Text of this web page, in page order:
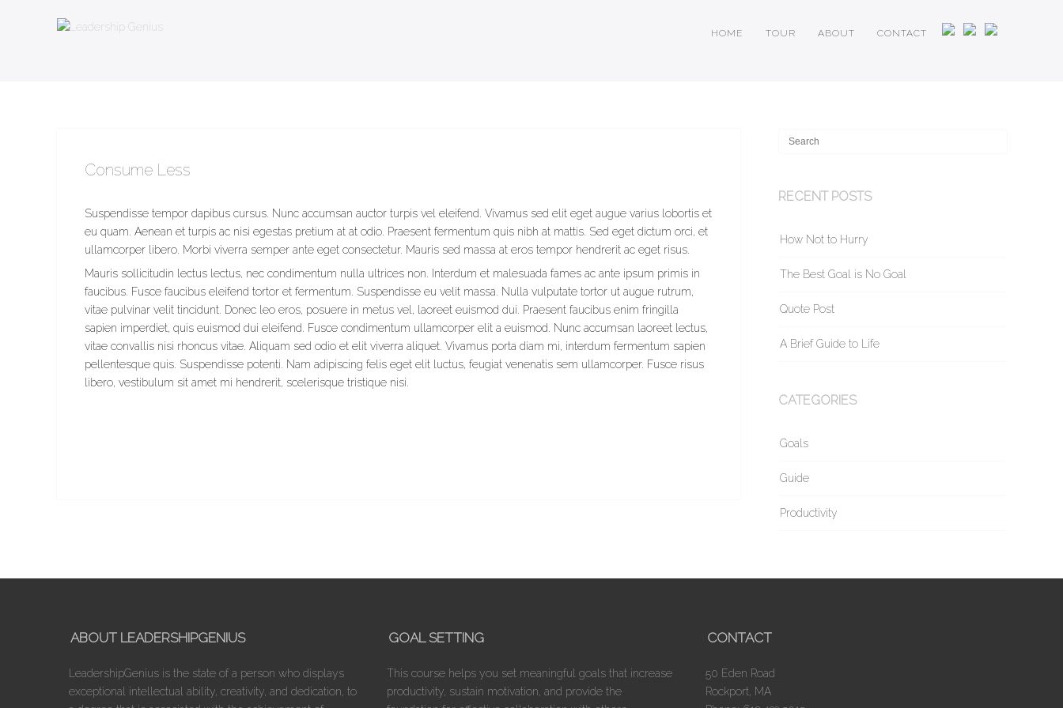
HOME TOUR ABOUT CONTACT
Consume Less
Suspendisse tempor dapibus cursus. Nunc accumsan auctor turpis vel eleifend. Vivamus sed elit eget augue varius lobortis et
eu quam. Aenean et turpis ac nisi egestas pretium at at odio. Praesent fermentum quis nibh at mattis. Sed eget dictum orci, et
ullamcorper libero. Morbi viverra semper ante eget consectetur. Mauris sed massa at eros tempor hendrerit ac eget risus.
Mauris sollicitudin lectus lectus, nec condimentum nulla ultrices non. Interdum et malesuada fames ac ante ipsum primis in
faucibus. Fusce faucibus eleifend tortor et fermentum. Suspendisse eu velit massa. Nulla vulputate tortor ut augue rutrum,
vitae pulvinar velit tincidunt. Donec leo eros, posuere in metus vel, laoreet euismod dui. Praesent faucibus enim fringilla
sapien imperdiet, quis euismod dui eleifend. Fusce condimentum ullamcorper elit a euismod. Nunc accumsan laoreet lectus,
vitae convallis nisi rhoncus vitae. Aliquam sed odio et elit viverra aliquet. Vivamus porta diam mi, interdum fermentum sapien
pellentesque quis. Suspendisse potenti. Nam adipiscing felis eget elit luctus, feugiat venenatis sem ullamcorper. Fusce risus
libero, vestibulum sit amet mi hendrerit, scelerisque tristique nisi.
RECENT POSTS
How Not to Hurry
The Best Goal is No Goal
Quote Post
A Brief Guide to Life
CATEGORIES
Goals
Guide
Productivity
ABOUT LEADERSHIPGENIUS
LeadershipGenius is the state of a person who displays
exceptional intellectual ability, creativity, and dedication, to
GOAL SETTING
This course helps you set meaningful goals that increase
productivity, sustain motivation, and provide the
CONTACT
50 Eden Road
Rockport, MA